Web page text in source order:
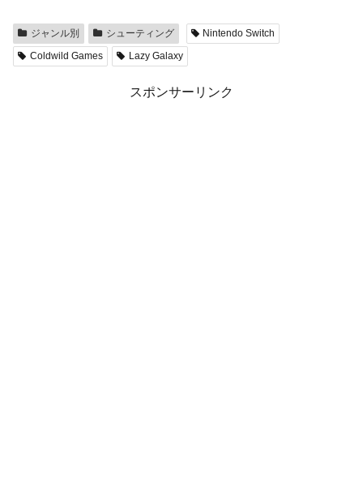
ジャンル別 シューティング
Nintendo Switch
Coldwild Games
Lazy Galaxy
スポンサーリンク